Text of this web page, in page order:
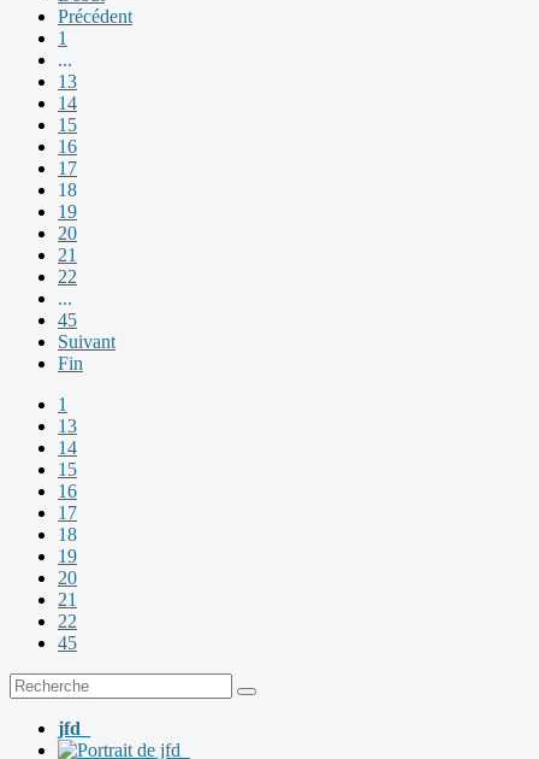
Précédent
1
...
13
14
15
16
17
18
19
20
21
22
...
45
Suivant
Fin
1
13
14
15
16
17
18
19
20
21
22
45
jfd_